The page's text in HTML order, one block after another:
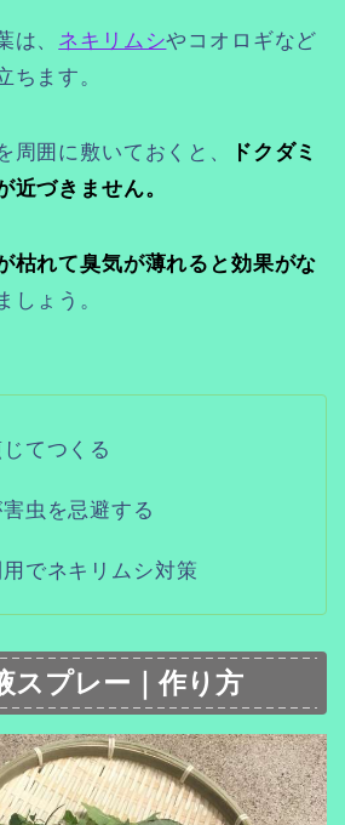
は、 ネキリムシやコオロギなど
ちます。
周囲に敷いておくと、
ドクダミ
近づきません。
枯れて臭気が薄れると効果がな
しょう。
てつくる
虫を忌避する
用でネキリムシ対策
スプレー｜作り方